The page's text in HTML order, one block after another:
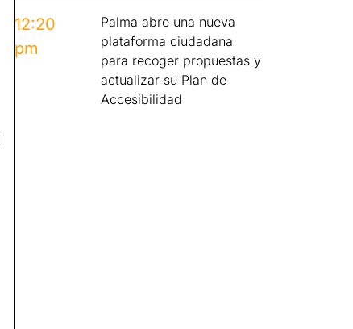
12:20
pm
Palma abre una nueva
plataforma ciudadana
para recoger propuestas y
actualizar su Plan de
Accesibilidad